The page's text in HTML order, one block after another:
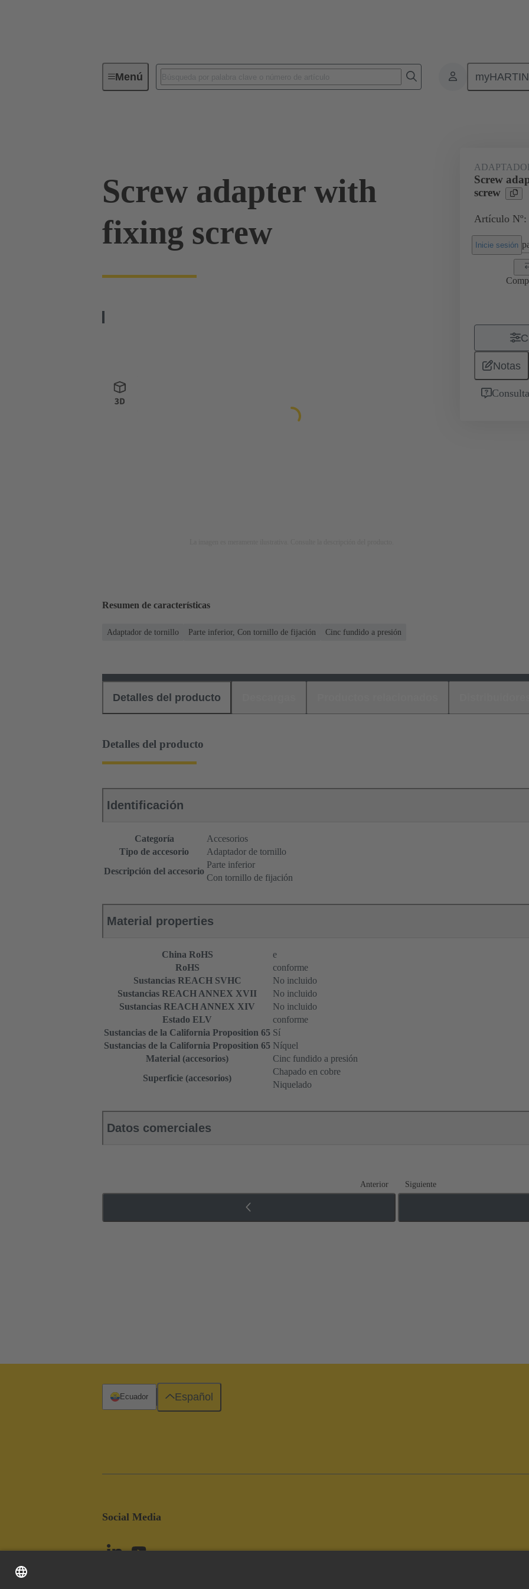
MenúConectores industriales / Han® Accesorios Bastidor de
Screw adapter with
fixing screw
Screw
screw
Artículo Nº:
Inicie sesión
Notas
Resumen de características
Adaptador de tornillo Parte inferior, Con tornillo de fijación Cinc fundido a presión
Detalles del producto
Detalles del producto
Identificación
Categoría
Accesorios
Tipo de accesorio
Adaptador de tornillo
Descripción del accesorio
Parte inferior
Con tornillo de fijación
Material properties
China RoHS
e
RoHS
conforme
Sustancias REACH SVHC
No incluido
Sustancias REACH ANNEX XVII
No incluido
Sustancias REACH ANNEX XIV
No incluido
Estado ELV
conforme
Sustancias de la California Proposition 65 Sí
Sustancias de la California Proposition 65 Níquel
Material (accesorios)
Cinc fundido a presión
Superficie (accesorios)
Chapado en cobre
Niquelado
Datos comerciales
Anterior Siguiente
Social Media
Ecuador Español